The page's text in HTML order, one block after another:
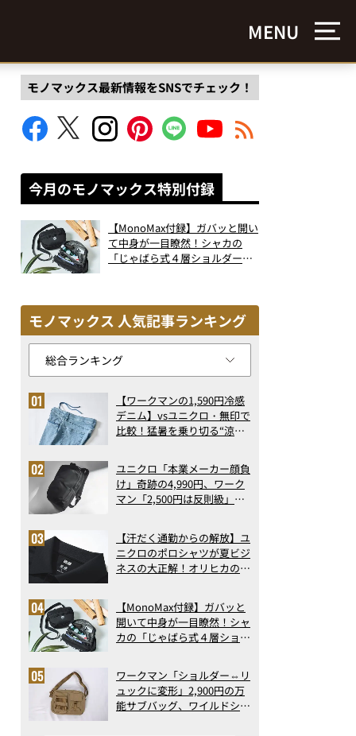
MENU
モノマックス最新情報をSNSでチェック！
今月のモノマックス特別付録
【MonoMax付録】ガバッと開い
て中身が一目瞭然！シャカの
「じゃばら式４層ショルダーバ
モノマックス 人気記事ランキング
【ワークマンの1,590円冷感
デニム】vsユニクロ・無印で
比較！猛暑を乗り切る“涼感
で決定版
ユニクロ「本業メーカー顔負
け」奇跡の4,990円、ワーク
マン「2,500円は反則級」凄
ト3】（2026年6月版）
【汗だく通勤からの解放】ユ
ニクロのポロシャツが夏ビジ
ネスの大正解！オリヒカの透
アの実力
【MonoMax付録】ガバッと
開いて中身が一目瞭然！シャ
カの「じゃばら式４層ショル
った！
ワークマン「ショルダー⇔リ
ュックに変形」2,900円の万
能サブバッグ、ワイルドシン